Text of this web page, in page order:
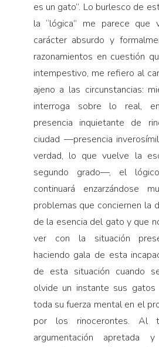
es un gato”. Lo burlesco de
la “lógica” me parece que
carácter absurdo y
razonamientos en cuestión
intempestivo, me refiero al
ajeno a las circunstancias:
interroga sobre lo real,
presencia inquietante de
ciudad —presencia
verdad, lo que vuelve la
segundo grado—, el
continuará enzarzándose
problemas que conciernen la
de la esencia del gato y que
ver con la situación
haciendo gala de esta
de esta situación cuando
olvide un instante sus
toda su fuerza mental en el
por los rinocerontes. Al
argumentación apretada